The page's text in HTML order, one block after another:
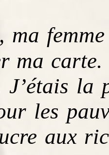
ma
ma
J’étais la
les
aux